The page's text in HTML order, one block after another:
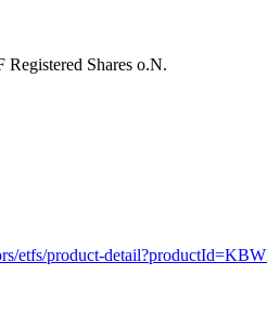
Shares o.N.
etfs/product-